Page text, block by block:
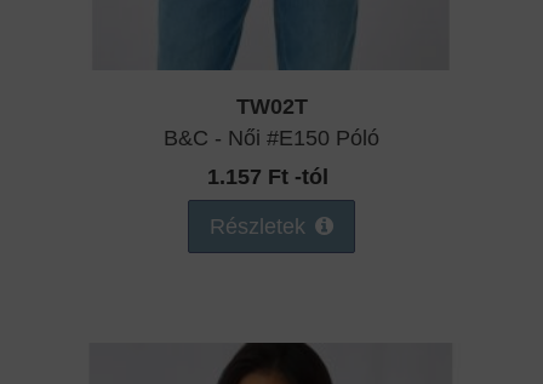
TW02T
B&C - Női #E150 Póló
1.157 Ft -tól
Részletek